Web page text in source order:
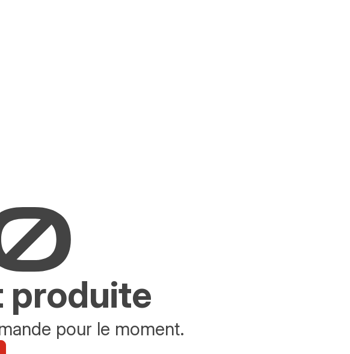
produite
pour le moment.